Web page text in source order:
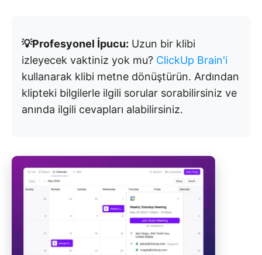
💡Profesyonel İpucu: Uzun bir klibi
izleyecek vaktiniz yok mu? ClickUp Brain'i
kullanarak klibi metne dönüştürün. Ardından
klipteki bilgilerle ilgili sorular sorabilirsiniz ve
anında ilgili cevapları alabilirsiniz.